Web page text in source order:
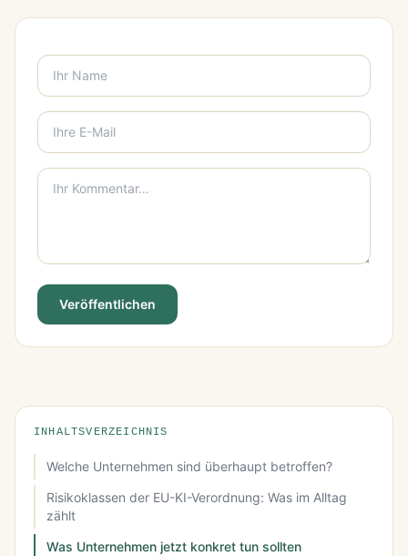
Veröffentlichen
INHALTSVERZEICHNIS
Welche Unternehmen sind überhaupt betroffen?
Risikoklassen der EU-KI-Verordnung: Was im Alltag
zählt
Was Unternehmen jetzt konkret tun sollten